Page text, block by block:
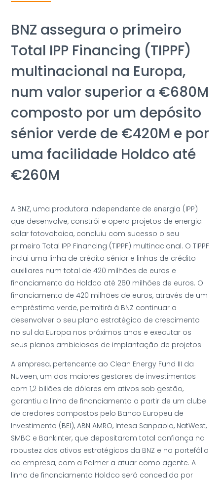
BNZ assegura o primeiro
Total IPP Financing (TIPPF)
multinacional na Europa,
num valor superior a €680M
composto por um depósito
sénior verde de €420M e por
uma facilidade Holdco até
€260M
A BNZ, uma produtora independente de energia (IPP)
que desenvolve, constrói e opera projetos de energia
solar fotovoltaica, concluiu com sucesso o seu
primeiro Total IPP Financing (TIPPF) multinacional. O TIPPF
inclui uma linha de crédito sénior e linhas de crédito
auxiliares num total de 420 milhões de euros e
financiamento da Holdco até 260 milhões de euros. O
financiamento de 420 milhões de euros, através de um
empréstimo verde, permitirá à BNZ continuar a
desenvolver o seu plano estratégico de crescimento
no sul da Europa nos próximos anos e executar os
seus planos ambiciosos de implantação de projetos.
A empresa, pertencente ao Clean Energy Fund III da
Nuveen, um dos maiores gestores de investimentos
com 1,2 biliões de dólares em ativos sob gestão,
garantiu a linha de financiamento a partir de um clube
de credores compostos pelo Banco Europeu de
Investimento (BEI), ABN AMRO, Intesa Sanpaolo, NatWest,
SMBC e Bankinter, que depositaram total confiança na
robustez dos ativos estratégicos da BNZ e no portefólio
da empresa, com a Palmer a atuar como agente. A
linha de financiamento Holdco será concedida por